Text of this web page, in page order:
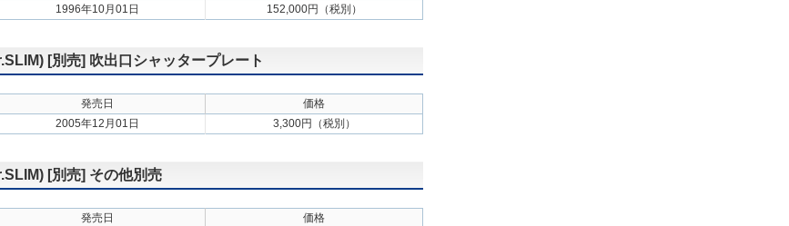
1996年10月01日 152,000円（税別）
[別売] 吹出口シャッタープレート
発売日
価格
2005年12月01日 3,300円（税別）
[別売] その他別売
発売日
価格